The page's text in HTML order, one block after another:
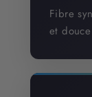
Fibre
et